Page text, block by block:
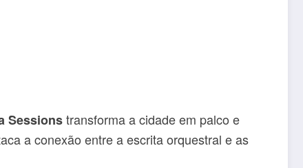
Sessionstransforma a cidade em palco e
a conexão entre a escrita orquestral e as